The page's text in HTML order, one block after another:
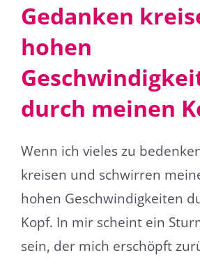
Gedanken
hohen
durch meinen
Wenn ich vieles zu
kreisen und schwirren
hohen Geschwindigkeiten
Kopf. In mir scheint ein
sein, der mich erschöpft